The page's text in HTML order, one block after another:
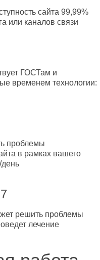
сайта 99,99%
или каналов связи
ГОСТам и
временем технологии:
проблемы
в рамках вашего
решить проблемы
лечение